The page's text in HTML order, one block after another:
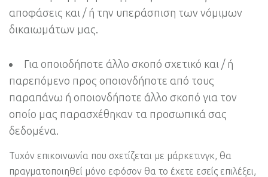
αποφάσεις και / ή την υπεράσπιση των νόμιμων
δικαιωμάτων μας.
Για οποιοδήποτε άλλο σκοπό σχετικό και / ή
παρεπόμενο προς οποιονδήποτε από τους
παραπάνω ή οποιονδήποτε άλλο σκοπό για τον
οποίο μας παρασχέθηκαν τα προσωπικά σας
δεδομένα.
Τυχόν επικοινωνία που σχετίζεται με μάρκετινγκ, θα
πραγματοποιηθεί μόνο εφόσον θα το έχετε εσείς επιλέξει,